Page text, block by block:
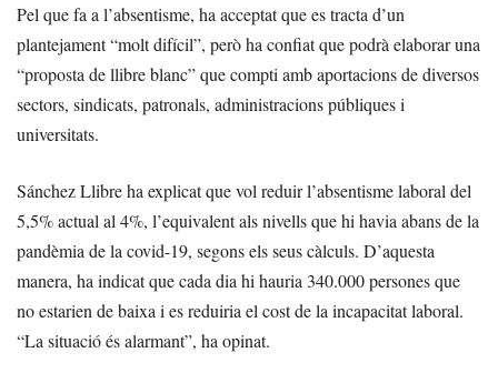
Pel que fa a l’absentisme, ha acceptat que es tracta d’un
plantejament “molt difícil”, però ha confiat que podrà elaborar una
“proposta de llibre blanc” que compti amb aportacions de diversos
sectors, sindicats, patronals, administracions públiques i
universitats.
Sánchez Llibre ha explicat que vol reduir l’absentisme laboral del
5,5% actual al 4%, l’equivalent als nivells que hi havia abans de la
pandèmia de la covid-19, segons els seus càlculs. D’aquesta
manera, ha indicat que cada dia hi hauria 340.000 persones que
no estarien de baixa i es reduiria el cost de la incapacitat laboral.
“La situació és alarmant”, ha opinat.